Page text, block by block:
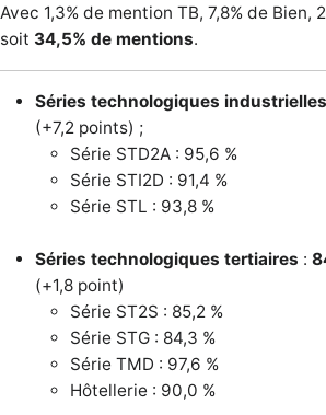
Avec 1,3% de mention TB, 7,8% de Bien,
soit 34,5% de mentions.
Séries technologiques industrielles
(+7,2 points) ;
Série STD2A : 95,6 %
Série STI2D : 91,4 %
Série STL : 93,8 %
Séries technologiques tertiaires :
(+1,8 point)
Série ST2S : 85,2 %
Série STG : 84,3 %
Série TMD : 97,6 %
Hôtellerie : 90,0 %